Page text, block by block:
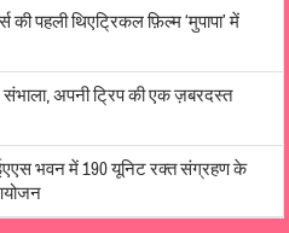
की पहली थिएट्रिकल फ़िल्म ‘मुपापा’ में
अपनी ट्रिप की एक ज़बरदस्त
भवन में 190 यूनिट रक्त संग्रहण के